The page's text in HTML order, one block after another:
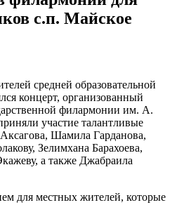
с.п. Майское
средней образовательной
концерт, организованный
филармонии им. А.
участие талантливые
Шамила Гарданова,
Зелимхана Барахоева,
а также Джабраила
для местных жителей, которые